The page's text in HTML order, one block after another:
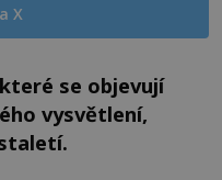
X
se objevují
vysvětlení,